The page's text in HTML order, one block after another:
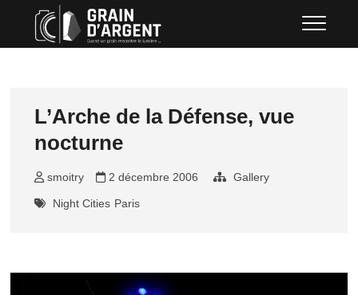
content
QUAND UN GRAIN RENCONTRE LA
L’Arche de la Défense, vue
nocturne
smoitry 2 décembre 2006 Gallery
Night Cities Paris